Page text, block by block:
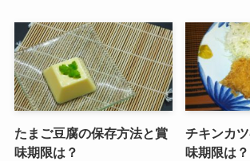
たまご豆腐の保存方法と賞
味期限は？
チキンカ
味期限は？